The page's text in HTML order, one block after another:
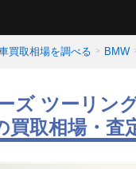
買取相場を調べる BMW
ズ ツーリン
買取相場・査